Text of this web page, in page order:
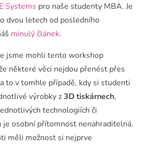
Systems pro naše studenty MBA. Je
dvou letech od posledního
minulý článek.
jsme mohli tento workshop
některé věci nejdou přenést přes
to v tomhle případě, kdy si studenti
výrobky z3D tiskárnech,
technologiích či
je osobní přítomnost nenahraditelná.
měli možnost si nejprve